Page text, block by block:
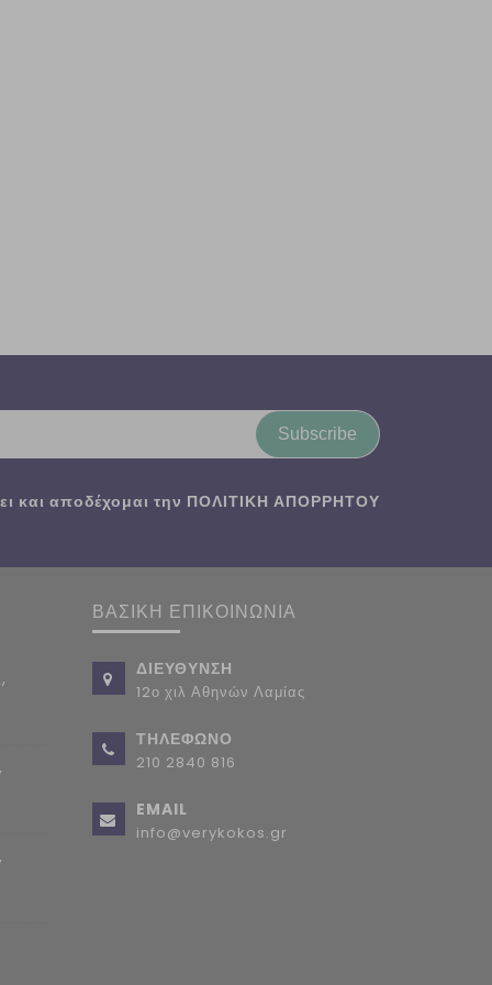
Subscribe
και αποδέχομαι την ΠΟΛΙΤΙΚΗ ΑΠΟΡΡΗΤΟΥ
ΒΑΣΙΚΗ ΕΠΙΚΟΙΝΩΝΙΑ
ΔΙΕΥΘΥΝΣΗ
12ο χιλ Αθηνών Λαμίας
ΤΗΛΕΦΩΝΟ
210 2840 816
EMAIL
info@verykokos.gr